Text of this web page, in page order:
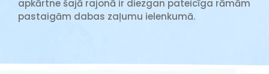
apkārtne šajā rajonā ir diezgan pateicīga rāmām
pastaigām dabas zaļumu ielenkumā.